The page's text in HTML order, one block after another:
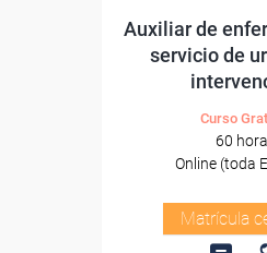
Auxiliar de
servicio de
Curso
60
Online (toda
Matrícula